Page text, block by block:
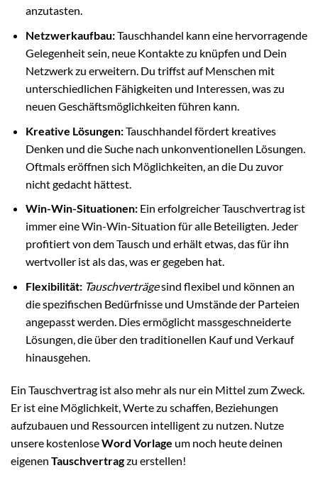
anzutasten.
Netzwerkaufbau:Tauschhandel kann eine hervorragende
Gelegenheit sein, neue Kontakte zu knüpfen und Dein
Netzwerk zu erweitern. Du triffst auf Menschen mit
unterschiedlichen Fähigkeiten und Interessen, was zu
neuen Geschäftsmöglichkeiten führen kann.
Kreative Lösungen:Tauschhandel fördert kreatives
Denken und die Suche nach unkonventionellen Lösungen.
Oftmals eröffnen sich Möglichkeiten, an die Du zuvor
nicht gedacht hättest.
Win-Win-Situationen:Ein erfolgreicher Tauschvertrag ist
immer eine Win-Win-Situation für alle Beteiligten. Jeder
profitiert von dem Tausch und erhält etwas, das für ihn
wertvoller ist als das, was er gegeben hat.
Flexibilität: Tauschverträgesind flexibel und können an
die spezifischen Bedürfnisse und Umstände der Parteien
angepasst werden. Dies ermöglicht massgeschneiderte
Lösungen, die über den traditionellen Kauf und Verkauf
hinausgehen.
Ein Tauschvertrag ist also mehr als nur ein Mittel zum Zweck.
Er ist eine Möglichkeit, Werte zu schaffen, Beziehungen
aufzubauen und Ressourcen intelligent zu nutzen. Nutze
unsere kostenloseWord Vorlage um noch heute deinen
eigenen Tauschvertragzu erstellen!